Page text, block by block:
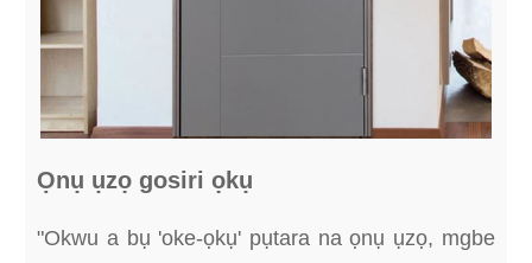
Ọnụ ụzọ gosiri ọkụ
"Okwu a bụ 'oke-ọkụ' pụtara na ọnụ ụzọ, mgbe